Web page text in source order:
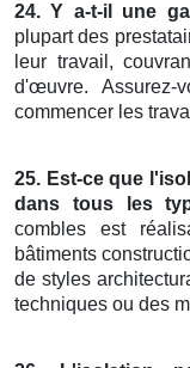
24. Y a-t-il une
plupart des
leur travail,
d'œuvre.
commencer les
25. Est-ce que
dans tous les
combles est
bâtiments
de styles
techniques ou des